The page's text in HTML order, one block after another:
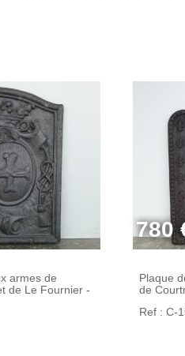
armes de
de Le Fournier -
780
Plaque
de
Ref : C-